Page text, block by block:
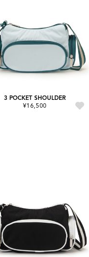
3 POCKET SHOULDER
¥16,500